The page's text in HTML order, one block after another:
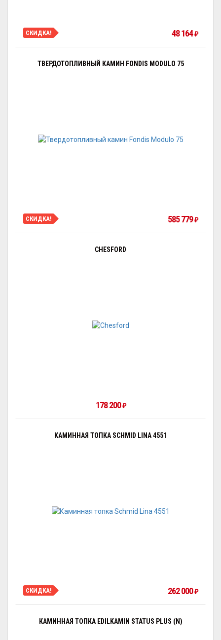
СКИДКА! 48 164 ₽
ТВЕРДОТОПЛИВНЫЙ КАМИН FONDIS MODULO 75
СКИДКА! 585 779 ₽
CHESFORD
178 200 ₽
КАМИННАЯ ТОПКА SCHMID LINA 4551
СКИДКА! 262 000 ₽
КАМИННАЯ ТОПКА EDILKAMIN STATUS PLUS (N)